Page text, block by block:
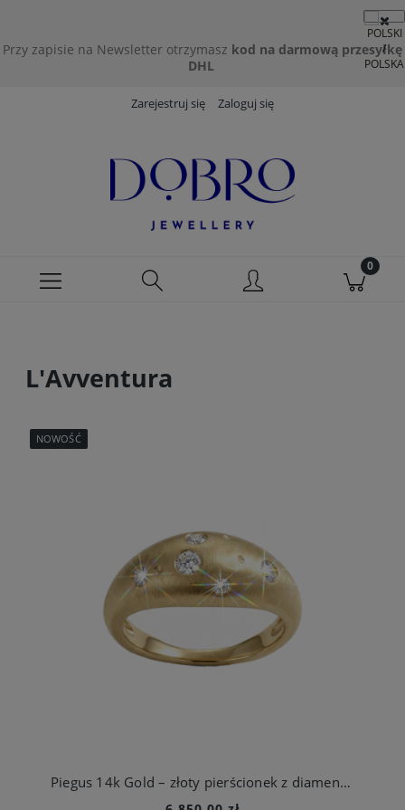
Przy zapisie na Newsletter otrzymasz kod na darmową przesyłkę
DHL
Zarejestruj się Zaloguj się
L'Avventura
Piegus 14k Gold – złoty pierścionek z diamentami
NOWOŚĆ